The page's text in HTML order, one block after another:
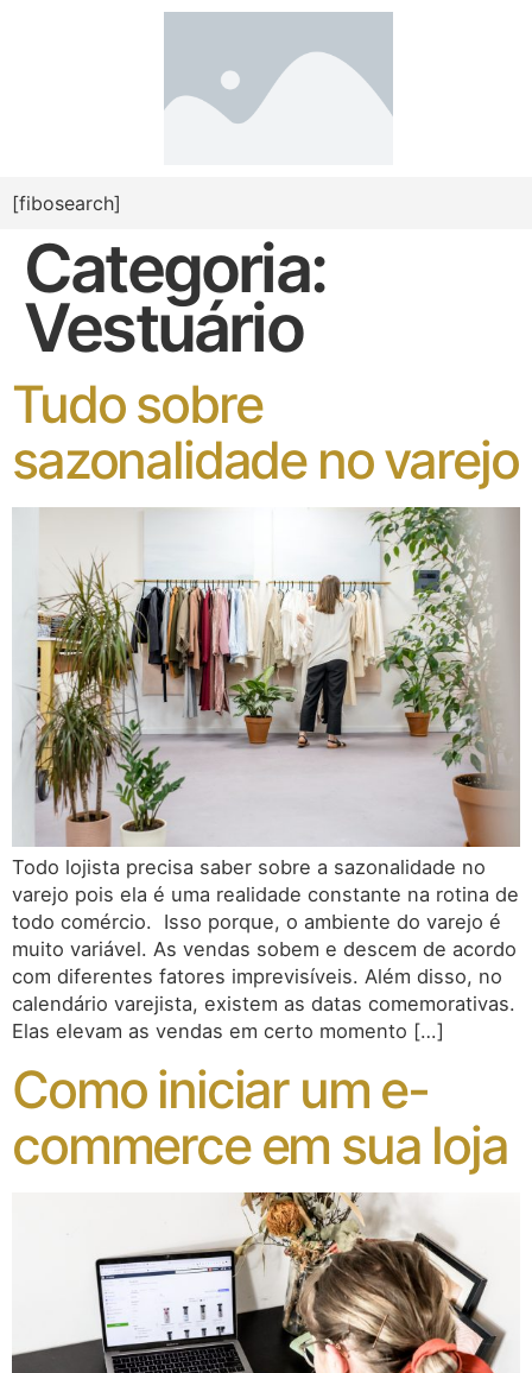
[fibosearch]
Categoria:
Vestuário
Tudo sobre
sazonalidade no varejo
Todo lojista precisa saber sobre a sazonalidade no
varejo pois ela é uma realidade constante na rotina de
todo comércio. Isso porque, o ambiente do varejo é
muito variável. As vendas sobem e descem de acordo
com diferentes fatores imprevisíveis. Além disso, no
calendário varejista, existem as datas comemorativas.
Elas elevam as vendas em certo momento […]
Como iniciar um e-
commerce em sua loja